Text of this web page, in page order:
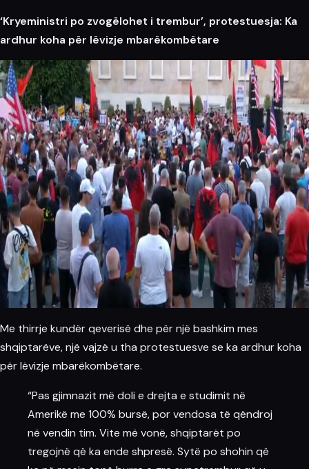
‘Kryeministri po zvogëlohet i trembur’, protestuesja: Ka
ardhur koha për lëvizje mbarëkombëtare
Me thirrje kundër qeverisë dhe për një bashkim mes
shqiptarëve, një vajzë u tha protestuesve se ka ardhur koha
për lëvizje mbarëkombëtare.
“Pas gjimnazit më doli e drejta e studimit në
Amerikë me 100% bursë, por vendosa të qëndroj
në vendin tim. Vite më vonë, shqiptarët po
tregojnë që ka ende shpresë. Sytë po shohin që